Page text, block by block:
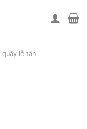
quầy lễ tân